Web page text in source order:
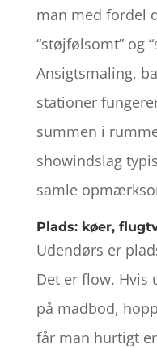
man med fordel
“støjfølsomt” og
Ansigtsmaling,
stationer
summen i
showindslag
samle
Plads: køer,
Udendørs er
Det er flow.
på madbod,
får man hurtigt